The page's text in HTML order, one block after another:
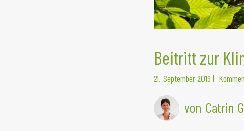
Beitritt zur
21. September 2019 |
von Catrin